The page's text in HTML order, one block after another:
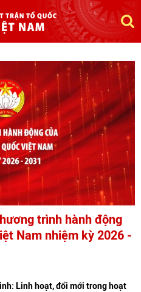
trình hành động
Nam nhiệm kỳ 2026 -
Linh hoạt, đổi mới trong hoạt